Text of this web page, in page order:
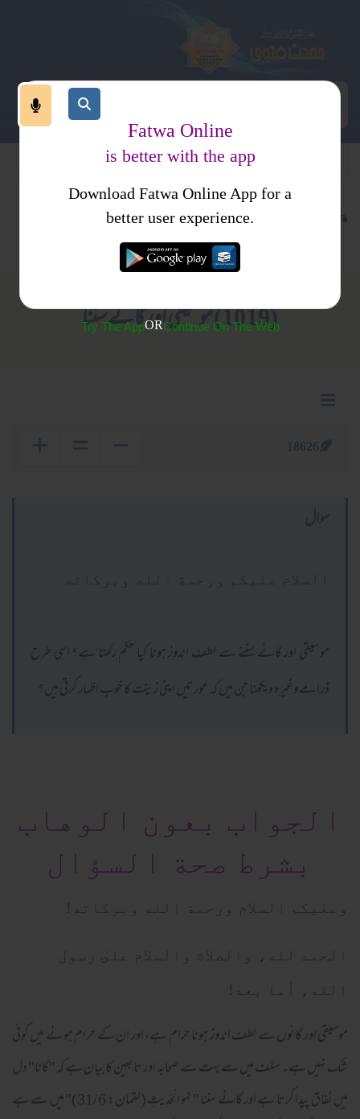
موسیقی
کتب فتاوی
احکام و مسائل، خواتین کا انسائیکلو پیڈیا
(1019) موسيقی اور گانے سننا
السلام عليكم ورحمة الله وبركاته
موسیقی اور گانے سننے سے لطف اندوز ہونا کیا حکم رکھتا ہے؟ اسی طرح
ڈرامے وغیرہ دیکھنا جن میں کہ عورتیں اپنی زینت کا خوب اظہار کرتی ہیں؟
الجواب بعون الوهاب
بشرط صحة السؤال
وعلیکم السلام ورحمة الله وبرکاته!
الحمد لله، والصلاة والسلام علىٰ رسول
الله، أما بعد!
موسیقی اور گانوں سے لطف اندوز ہونا حرام ہے، اور ان کے حرام ہونے میں کوئی
شک نہیں ہے۔ سلف میں سے بہت سے صحابہ اور تابعین کا بیان ہے کہ "گانا" دل
میں نفاق پیدا کرتا ہے اور گانے سننا " لَهْوَ الْحَدِيثِ (لقمان: 31/6)" میں سے ہے
Fatwa Online
is better with the app
Download Fatwa Online App for a
better user experience.
Try The AppORContinue On The Web